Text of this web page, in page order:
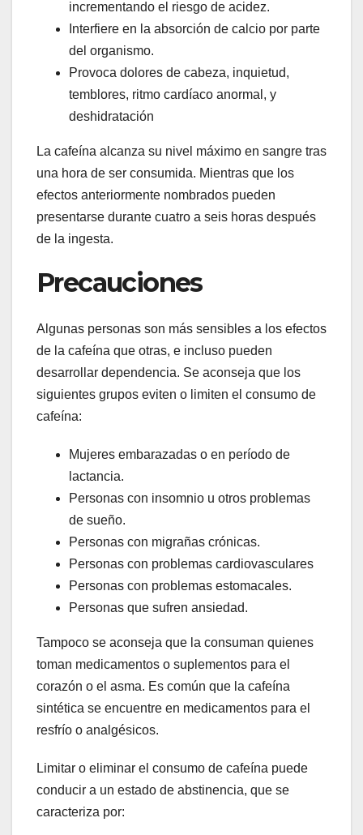
incrementando el riesgo de acidez.
Interfiere en la absorción de calcio por parte
del organismo.
Provoca dolores de cabeza, inquietud,
temblores, ritmo cardíaco anormal, y
deshidratación
La cafeína alcanza su nivel máximo en sangre tras
una hora de ser consumida. Mientras que los
efectos anteriormente nombrados pueden
presentarse durante cuatro a seis horas después
de la ingesta.
Precauciones
Algunas personas son más sensibles a los efectos
de la cafeína que otras, e incluso pueden
desarrollar dependencia. Se aconseja que los
siguientes grupos eviten o limiten el consumo de
cafeína:
Mujeres embarazadas o en período de
lactancia.
Personas con insomnio u otros problemas
de sueño.
Personas con migrañas crónicas.
Personas con problemas cardiovasculares
Personas con problemas estomacales.
Personas que sufren ansiedad.
Tampoco se aconseja que la consuman quienes
toman medicamentos o suplementos para el
corazón o el asma. Es común que la cafeína
sintética se encuentre en medicamentos para el
resfrío o analgésicos.
Limitar o eliminar el consumo de cafeína puede
conducir a un estado de abstinencia, que se
caracteriza por: